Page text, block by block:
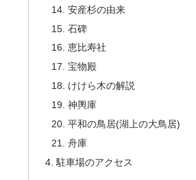
安産杉の由来
石碑
恵比寿社
宝物殿
けけら木の解説
神輿庫
平和の鳥居(湖上の大鳥居)
舟庫
駐車場のアクセス